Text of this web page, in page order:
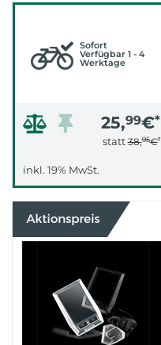
Sofort
Verfügbar 1 - 4
Werktage
25,99€*
statt38,95€*
inkl. 19% MwSt.